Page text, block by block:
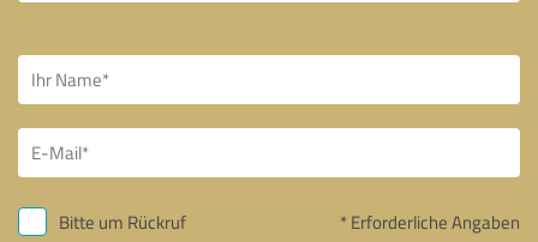
Bitte um Rückruf * Erforderliche Angaben